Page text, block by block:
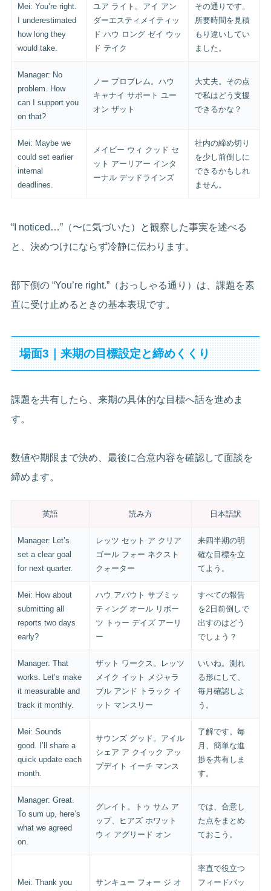
Mei: You’re right.
I underestimated
how long they
would take.
ユア ライト。アイ アン
ダーエスティメイティッ
ド ハウ ロング ゼイ ウッ
ド テイク
その通りです。
所要時間を見積
もり違いしてい
ました。
Manager: No
problem. How
can I support you
on that?
ノー プロブレム。ハウ
キャナイ サポート ユー
オン ザット
大丈夫。その点
で私はどう支援
できるかな？
Mei: Maybe we
could set earlier
internal
deadlines.
メイビー ウィ クッド セ
ット アーリアー インタ
ーナル デッドラインズ
社内の締め切り
を少し前倒しに
できるかもしれ
ません。
“I noticed…”（〜に気づいた）と観察した事実を述べる
と、決めつけにならず冷静に伝わります。
部下側の “You’re right.”（おっしゃる通り）は、課題を素
直に受け止めるときの基本表現です。
場面3｜来期の目標設定と締めくくり
課題を共有したら、来期の具体的な目標へ話を進めま
す。
数値や期限まで決め、最後に合意内容を確認して面談を
締めます。
英語 読み方 日本語訳
Manager: Let’s
set a clear goal
for next quarter.
レッツ セット ア クリア
ゴール フォー ネクスト
クォーター
来四半期の明
確な目標を立
てよう。
Mei: How about
submitting all
reports two days
early?
ハウ アバウト サブミッ
ティング オール リポー
ツ トゥー デイズ アーリ
ー
すべての報告
を2日前倒しで
出すのはどう
でしょう？
Manager: That
works. Let’s make
it measurable and
track it monthly.
ザット ワークス。レッツ
メイク イット メジャラ
ブル アンド トラック イ
ット マンスリー
いいね。測れ
る形にして、
毎月確認しよ
う。
Mei: Sounds
good. I’ll share a
quick update each
month.
サウンズ グッド。アイル
シェア ア クイック アッ
プデイト イーチ マンス
了解です。毎
月、簡単な進
捗を共有しま
す。
Manager: Great.
To sum up, here’s
what we agreed
on.
グレイト。トゥ サム ア
ップ、ヒアズ ホワット
ウィ アグリード オン
では、合意し
た点をまとめ
ておこう。
Mei: Thank you
サンキュー フォー ジ オ
率直で役立つ
フィードバッ